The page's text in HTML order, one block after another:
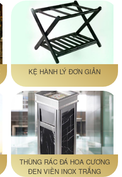
KỆ HÀNH LÝ ĐƠN GIẢN
THÙNG RÁC ĐÁ HOA CƯƠNG
ĐEN VIỀN INOX TRẮNG